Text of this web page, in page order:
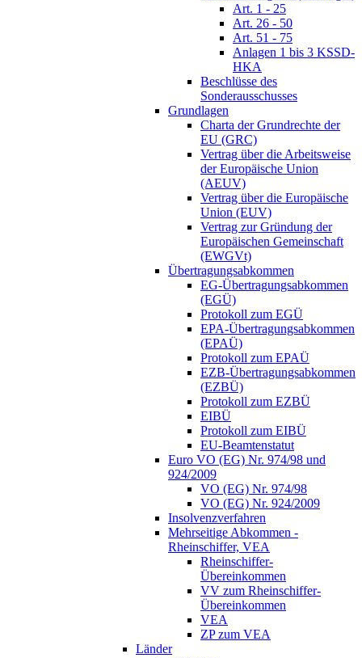
Art. 1 - 25
Art. 26 - 50
Art. 51 - 75
Anlagen 1 bis 3 KSSD-
HKA
Beschlüsse des
Sonderausschusses
Grundlagen
Charta der Grundrechte der
EU (GRC)
Vertrag über die Arbeitsweise
der Europäische Union
(AEUV)
Vertrag über die Europäische
Union (EUV)
Vertrag zur Gründung der
Europäischen Gemeinschaft
(EWGVt)
Übertragungsabkommen
EG-Übertragungsabkommen
(EGÜ)
Protokoll zum EGÜ
EPA-Übertragungsabkommen
(EPAÜ)
Protokoll zum EPAÜ
EZB-Übertragungsabkommen
(EZBÜ)
Protokoll zum EZBÜ
EIBÜ
Protokoll zum EIBÜ
EU-Beamtenstatut
Euro VO (EG) Nr. 974/98 und
924/2009
VO (EG) Nr. 974/98
VO (EG) Nr. 924/2009
Insolvenzverfahren
Mehrseitige Abkommen -
Rheinschiffer, VEA
Rheinschiffer-
Übereinkommen
VV zum Rheinschiffer-
Übereinkommen
VEA
ZP zum VEA
Länder